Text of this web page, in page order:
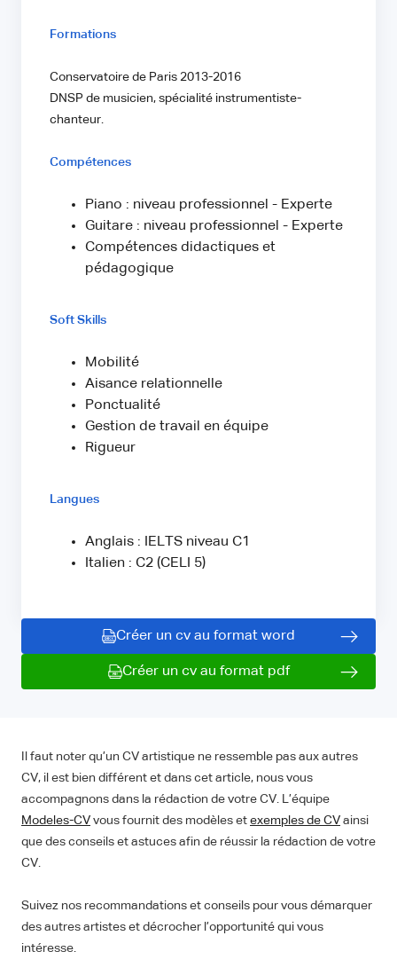
Formations
Conservatoire de Paris 2013-2016
DNSP de musicien, spécialité instrumentiste-
chanteur.
Compétences
Piano : niveau professionnel - Experte
Guitare : niveau professionnel - Experte
Compétences didactiques et
pédagogique
Soft Skills
Mobilité
Aisance relationnelle
Ponctualité
Gestion de travail en équipe
Rigueur
Langues
Anglais : IELTS niveau C1
Italien : C2 (CELI 5)
Créer un cv au format word
Créer un cv au format pdf
Il faut noter qu’un CV artistique ne ressemble pas aux autres
CV, il est bien différent et dans cet article, nous vous
accompagnons dans la rédaction de votre CV. L’équipe
Modeles-CV vous fournit des modèles et exemples de CV ainsi
que des conseils et astuces afin de réussir la rédaction de votre
CV.
Suivez nos recommandations et conseils pour vous démarquer
des autres artistes et décrocher l’opportunité qui vous
intéresse.